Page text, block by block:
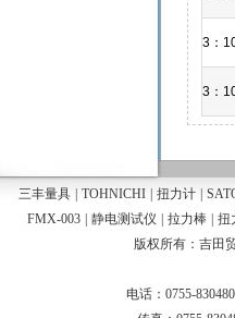
3：
3：
三丰量具 TOHNICHI 扭力计
FMX-003
静电测试仪 拉力棒 扭
版权所有：吉田
电话：0755-